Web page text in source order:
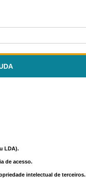
LDA).
de acesso.
intelectual de terceiros.